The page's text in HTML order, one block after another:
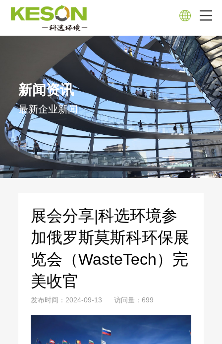
新闻资讯
最新企业新闻
展会分享|科选环境参
加俄罗斯莫斯科环保展
览会（WasteTech）完
美收官
发布时间：2024-09-13 访问量：699